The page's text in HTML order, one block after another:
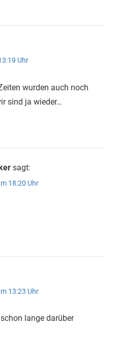
Uhr
wurden auch noch
sind ja wieder…
sagt:
18:20 Uhr
13:23 Uhr
lange darüber